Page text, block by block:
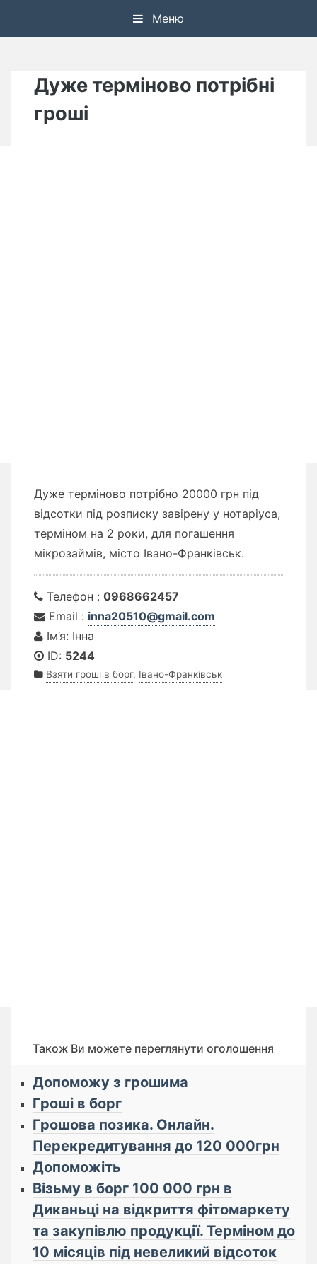
Меню
Дуже терміново потрібні
гроші
Дуже терміново потрібно 20000 грн під
відсотки під розписку завірену у нотаріуса,
терміном на 2 роки, для погашення
мікрозаймів, місто Івано-Франківськ.
Телефон : 0968662457
Email : inna20510@gmail.com
Ім’я: Інна
ID: 5244
Взяти гроші в борг, Івано-Франківськ
Також Ви можете переглянути оголошення
Допоможу з грошима
Гроші в борг
Грошова позика. Онлайн.
Перекредитування до 120 000грн
Допоможіть
Візьму в борг 100 000 грн в
Диканьці на відкриття фітомаркету
та закупівлю продукції. Терміном до
10 місяців під невеликий відсоток